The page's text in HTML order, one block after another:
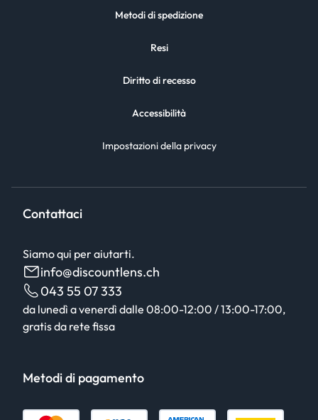
Metodi di spedizione
Resi
Diritto di recesso
Accessibilità
Impostazioni della privacy
Contattaci
Siamo qui per aiutarti.
info@discountlens.ch
043 55 07 333
da lunedì a venerdì dalle 08:00-12:00 / 13:00-17:00,
gratis da rete fissa
Metodi di pagamento